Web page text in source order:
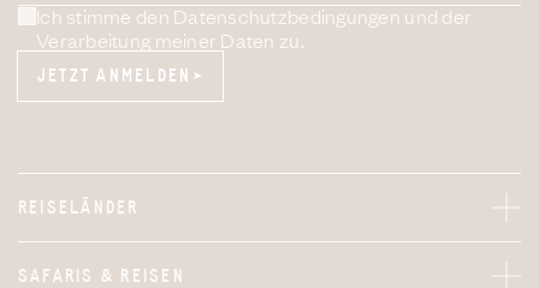
Ich stimme den Datenschutzbedingungen und der
Verarbeitung meiner Daten zu.
JETZT ANMELDEN
JETZT ANMELDEN
REISELÄNDER
SAFARIS & REISEN